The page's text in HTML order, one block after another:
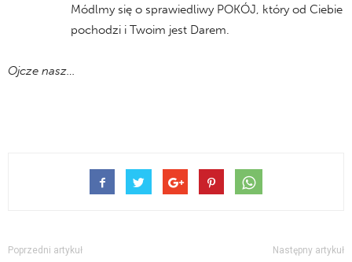
Módlmy się o sprawiedliwy POKÓJ, który od Ciebie
pochodzi i Twoim jest Darem.
Ojcze nasz…
Poprzedni artykuł Następny artykuł